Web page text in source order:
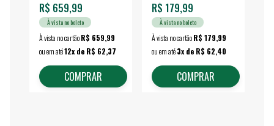
R$ 659,99
À vista no boleto
À vista no cartãoR$ 659,99
ou em até12x de R$ 62,37
COMPRAR
R$ 179,99
À vista no boleto
À vista no cartãoR$ 179,99
ou em até3x de R$ 62,40
COMPRAR